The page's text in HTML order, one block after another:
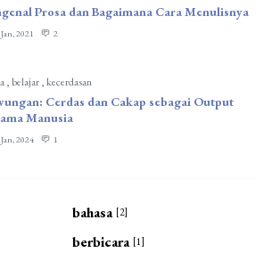
Prosa dan Bagaimana Cara Menulisnya
2021 2
,belajar,kecerdasan
Cerdas dan Cakap sebagai Output
Manusia
2024 1
bahasa [2]
berbicara [1]